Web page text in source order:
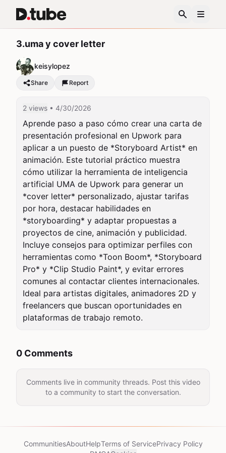
3.uma y cover letter
keisylopez
Share Report
2 views • 4/30/2026
Aprende paso a paso cómo crear una carta de
presentación profesional en Upwork para
aplicar a un puesto de *Storyboard Artist* en
animación. Este tutorial práctico muestra
cómo utilizar la herramienta de inteligencia
artificial UMA de Upwork para generar un
*cover letter* personalizado, ajustar tarifas
por hora, destacar habilidades en
*storyboarding* y adaptar propuestas a
proyectos de cine, animación y publicidad.
Incluye consejos para optimizar perfiles con
herramientas como *Toon Boom*, *Storyboard
Pro* y *Clip Studio Paint*, y evitar errores
comunes al contactar clientes internacionales.
Ideal para artistas digitales, animadores 2D y
freelancers que buscan oportunidades en
plataformas de trabajo remoto.
0 Comments
Comments live in community threads. Post this video
to a community to start the conversation.
CommunitiesAboutHelpTerms of ServicePrivacy Policy